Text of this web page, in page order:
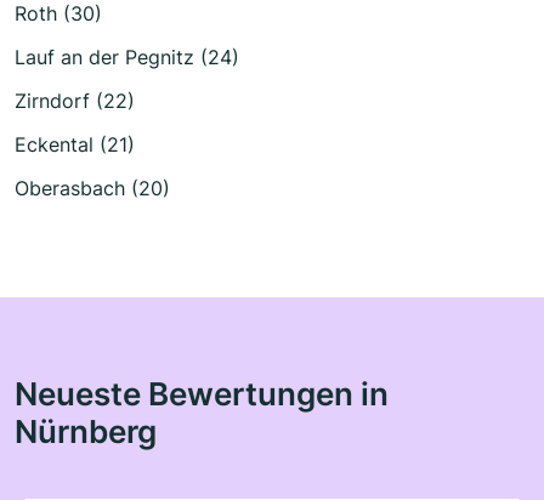
Roth (30)
Lauf an der Pegnitz (24)
Zirndorf (22)
Eckental (21)
Oberasbach (20)
Neueste Bewertungen in
Nürnberg